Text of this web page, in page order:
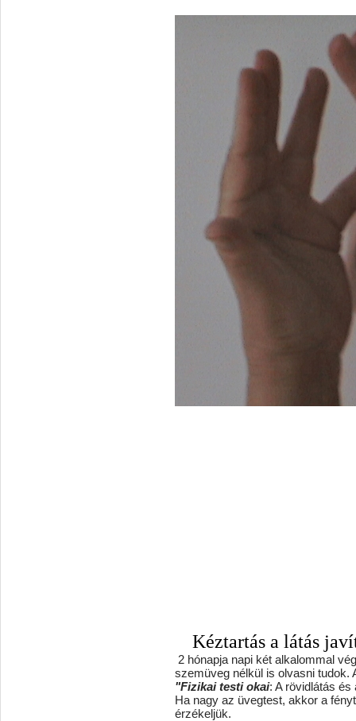
Kéztartás a látás
2 hónapja napi két alkalommal
szemüveg nélkül is olvasni tudok.
"Fizikai testi okai: A rövidlátás és
Ha nagy az üvegtest, akkor a
érzékeljük.